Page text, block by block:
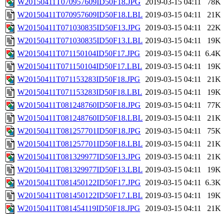
W20150411T070957609ID50F18.JPG 2019-03-15 04:11
78K
W20150411T070957609ID50F18.LBL 2019-03-15 04:11
21K
W20150411T071030835ID50F13.JPG 2019-03-15 04:11
22K
W20150411T071030835ID50F13.LBL 2019-03-15 04:11
19K
W20150411T071150104ID50F17.JPG
2019-03-15 04:11 6.4K
W20150411T071150104ID50F17.LBL 2019-03-15 04:11
19K
W20150411T071153283ID50F18.JPG
2019-03-15 04:11
21K
W20150411T071153283ID50F18.LBL 2019-03-15 04:11
19K
W20150411T081248760ID50F18.JPG 2019-03-15 04:11
77K
W20150411T081248760ID50F18.LBL 2019-03-15 04:11
21K
W20150411T081257701ID50F18.JPG 2019-03-15 04:11
75K
W20150411T081257701ID50F18.LBL 2019-03-15 04:11
21K
W20150411T081329977ID50F13.JPG 2019-03-15 04:11
21K
W20150411T081329977ID50F13.LBL 2019-03-15 04:11
19K
W20150411T081450122ID50F17.JPG 2019-03-15 04:11 6.3K
W20150411T081450122ID50F17.LBL 2019-03-15 04:11
19K
W20150411T081454119ID50F18.JPG
2019-03-15 04:11
21K